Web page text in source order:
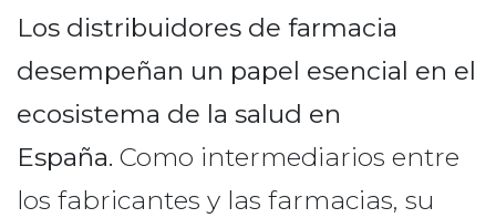
Los distribuidores de farmacia
desempeñan un papel esencial en el
ecosistema de la salud en
España. Como intermediarios entre
los fabricantes y las farmacias, su